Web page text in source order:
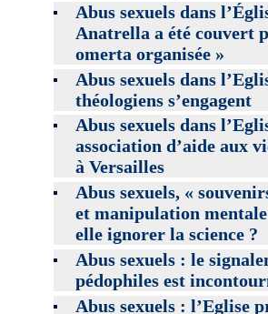
Abus sexuels dans
Anatrella a été couvert
omerta organisée »
Abus sexuels dans
théologiens s’engagent
Abus sexuels dans
association d’aide aux
à Versailles
Abus sexuels, «
et manipulation
elle ignorer la science ?
Abus sexuels : le
pédophiles est
Abus sexuels : l’Eglise